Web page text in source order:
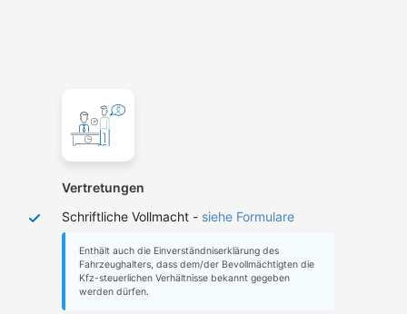
Vertretungen
Schriftliche Vollmacht - siehe Formulare
Enthält auch die Einverständniserklärung des
Fahrzeughalters, dass dem/der Bevollmächtigten die
Kfz-steuerlichen Verhältnisse bekannt gegeben
werden dürfen.